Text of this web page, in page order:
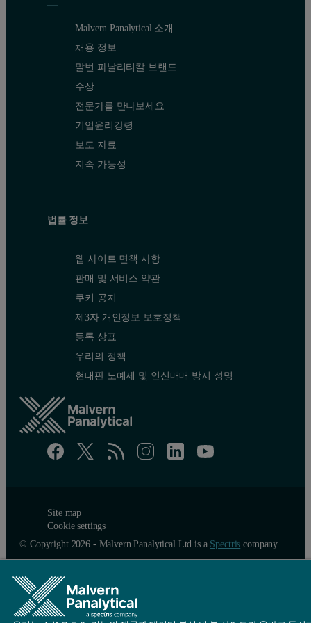
Malvern Panalytical 소개
채용 정보
말번 파날리티칼 브랜드
수상
전문가를 만나보세요
기업윤리강령
보도 자료
지속 가능성
법률 정보
웹 사이트 면책 사항
판매 및 서비스 약관
쿠키 공지
제3자 개인정보 보호정책
등록 상표
우리의 정책
현대판 노예제 및 인신매매 방지 성명
Site map
Cookie settings
© Copyright 2026 - Malvern Panalytical Ltd is a Spectris company